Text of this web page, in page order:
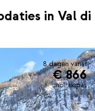
in Val di
8 dagen vanaf
€ 866
incl. skipas